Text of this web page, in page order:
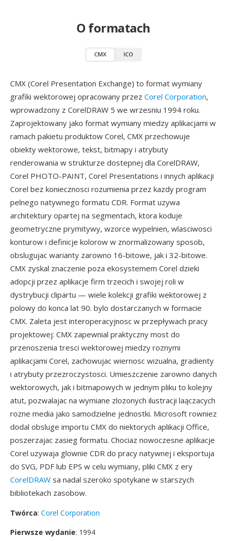
O formatach
CMX ICO
CMX (Corel Presentation Exchange) to format wymiany
grafiki wektorowej opracowany przez Corel Corporation,
wprowadzony z CorelDRAW 5 we wrzesniu 1994 roku.
Zaprojektowany jako format wymiany miedzy aplikacjami w
ramach pakietu produktow Corel, CMX przechowuje
obiekty wektorowe, tekst, bitmapy i atrybuty
renderowania w strukturze dostepnej dla CorelDRAW,
Corel PHOTO-PAINT, Corel Presentations i innych aplikacji
Corel bez koniecznosci rozumienia przez kazdy program
pelnego natywnego formatu CDR. Format uzywa
architektury opartej na segmentach, ktora koduje
geometryczne prymitywy, wzorce wypelnien, wlasciwosci
konturow i definicje kolorow w znormalizowany sposob,
obslugujac warianty zarowno 16-bitowe, jak i 32-bitowe.
CMX zyskal znaczenie poza ekosystemem Corel dzieki
adopcji przez aplikacje firm trzecich i swojej roli w
dystrybucji clipartu — wiele kolekcji grafiki wektorowej z
polowy do konca lat 90. bylo dostarczanych w formacie
CMX. Zaleta jest interoperacyjnosc w przepływach pracy
projektowej: CMX zapewnial praktyczny most do
przenoszenia tresci wektorowej miedzy roznymi
aplikacjami Corel, zachowujac wiernosc wizualna, gradienty
i atrybuty przezroczystosci. Umieszczenie zarowno danych
wektorowych, jak i bitmapowych w jednym pliku to kolejny
atut, pozwalajac na wymiane zlozonych ilustracji laączacych
rozne media jako samodzielne jednostki. Microsoft rowniez
dodal obsluge importu CMX do niektorych aplikacji Office,
poszerzajac zasieg formatu. Chociaz nowoczesne aplikacje
Corel uzywaja glownie CDR do pracy natywnej i eksportuja
do SVG, PDF lub EPS w celu wymiany, pliki CMX z ery
CorelDRAW sa nadal szeroko spotykane w starszych
bibliotekach zasobow.
Twórca: Corel Corporation
Pierwsze wydanie: 1994